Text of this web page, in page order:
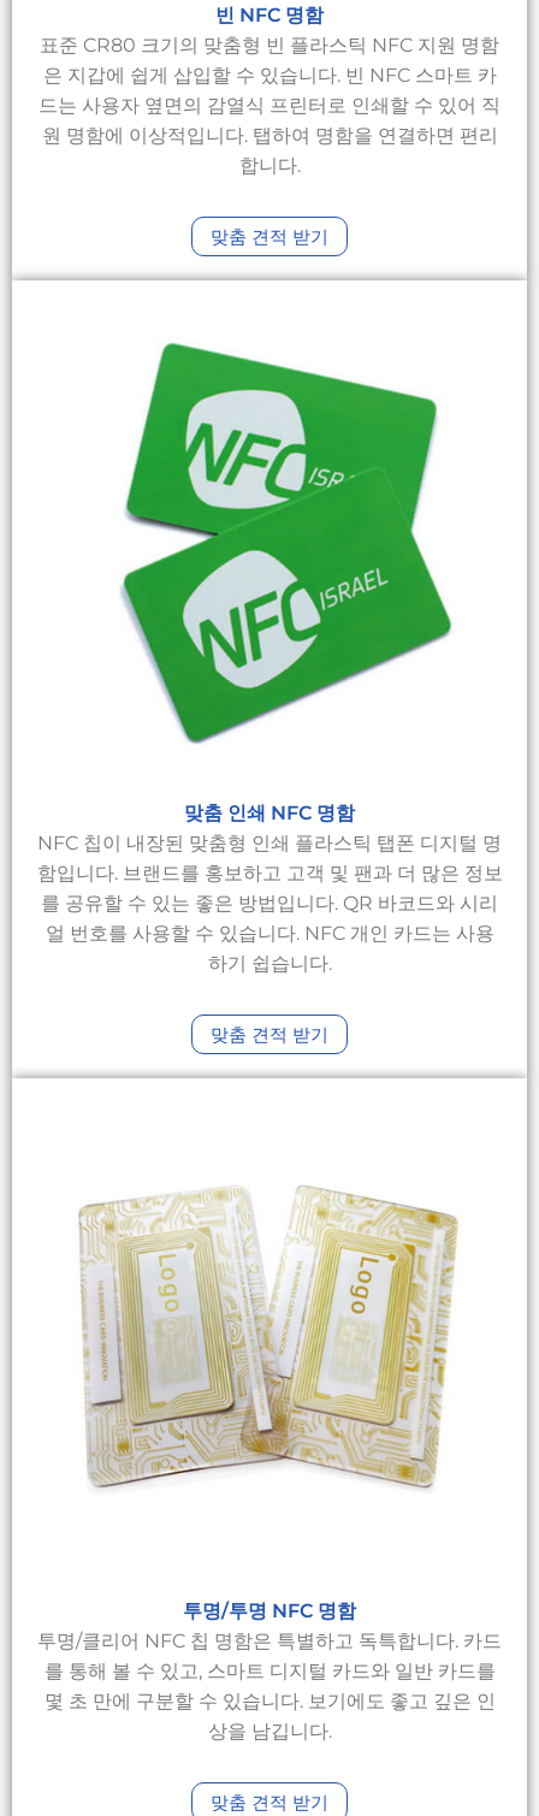
빈 NFC 명함
표준 CR80 크기의 맞춤형 빈 플라스틱 NFC 지원 명함
은 지갑에 쉽게 삽입할 수 있습니다. 빈 NFC 스마트 카
드는 사용자 옆면의 감열식 프린터로 인쇄할 수 있어 직
원 명함에 이상적입니다. 탭하여 명함을 연결하면 편리
합니다.
맞춤 견적 받기
맞춤 인쇄 NFC 명함
NFC 칩이 내장된 맞춤형 인쇄 플라스틱 탭폰 디지털 명
함입니다. 브랜드를 홍보하고 고객 및 팬과 더 많은 정보
를 공유할 수 있는 좋은 방법입니다. QR 바코드와 시리
얼 번호를 사용할 수 있습니다. NFC 개인 카드는 사용
하기 쉽습니다.
맞춤 견적 받기
투명/투명 NFC 명함
투명/클리어 NFC 칩 명함은 특별하고 독특합니다. 카드
를 통해 볼 수 있고, 스마트 디지털 카드와 일반 카드를
몇 초 만에 구분할 수 있습니다. 보기에도 좋고 깊은 인
상을 남깁니다.
맞춤 견적 받기